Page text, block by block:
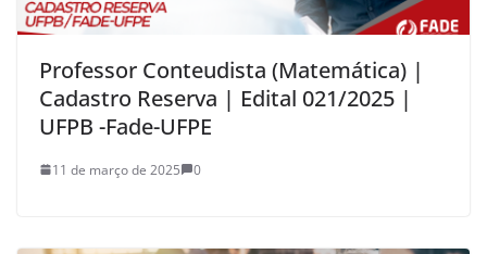
Professor Conteudista (Matemática) |
Cadastro Reserva | Edital 021/2025 |
UFPB -Fade-UFPE
11 de março de 2025 0